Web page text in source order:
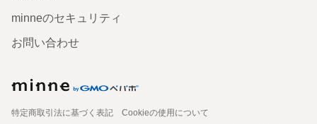
minneのセキュリティ
お問い合わせ
特定商取引法に基づく表記
Cookieの使用について